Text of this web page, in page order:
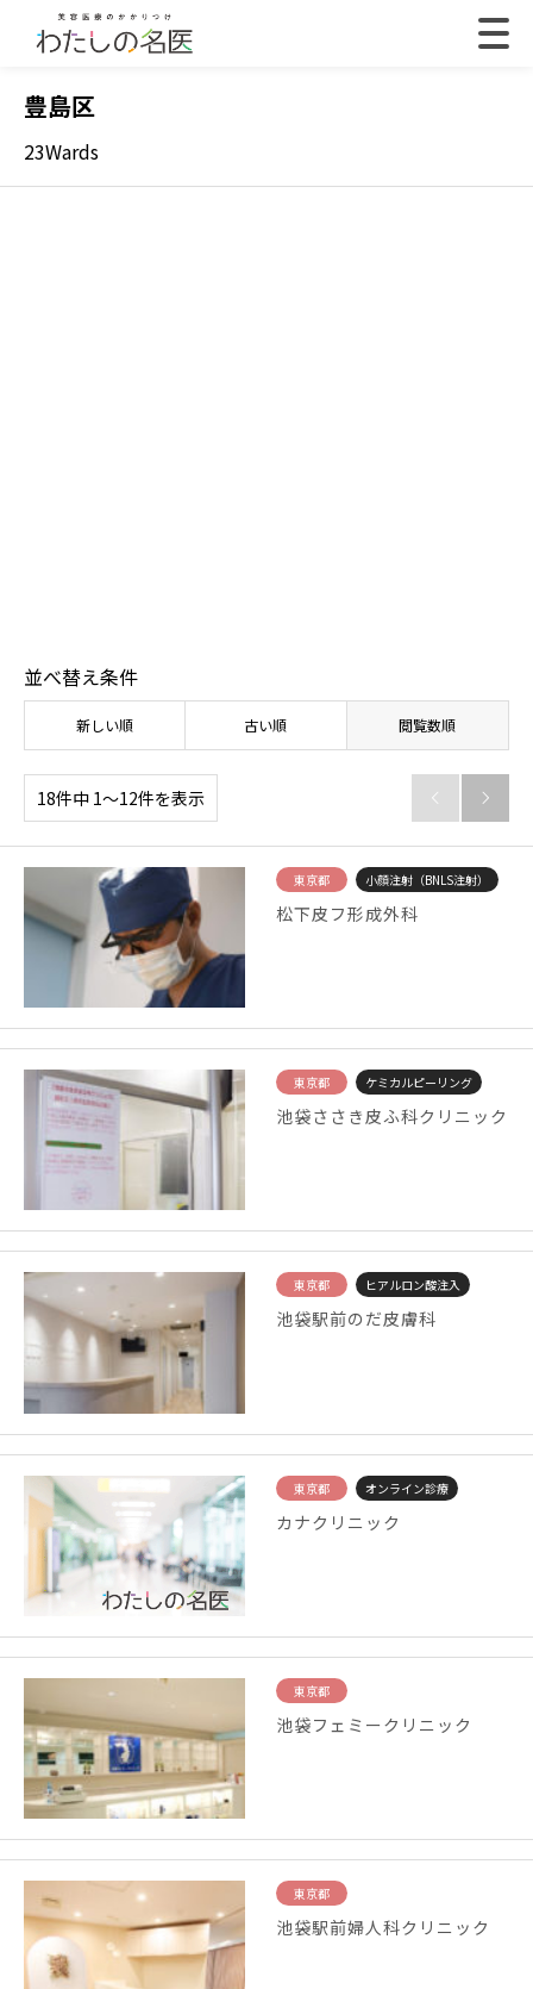
豊島区
23Wards
並べ替え条件
新しい順 古い順 閲覧数順
18件中 1〜12件を表示  
東京都 小顔注射（BNLS注射）
松下皮フ形成外科
東京都 ケミカルピーリング
池袋ささき皮ふ科クリニック
東京都 ヒアルロン酸注入
池袋駅前のだ皮膚科
東京都 オンライン診療
カナクリニック
東京都
池袋フェミークリニック
東京都
池袋駅前婦人科クリニック